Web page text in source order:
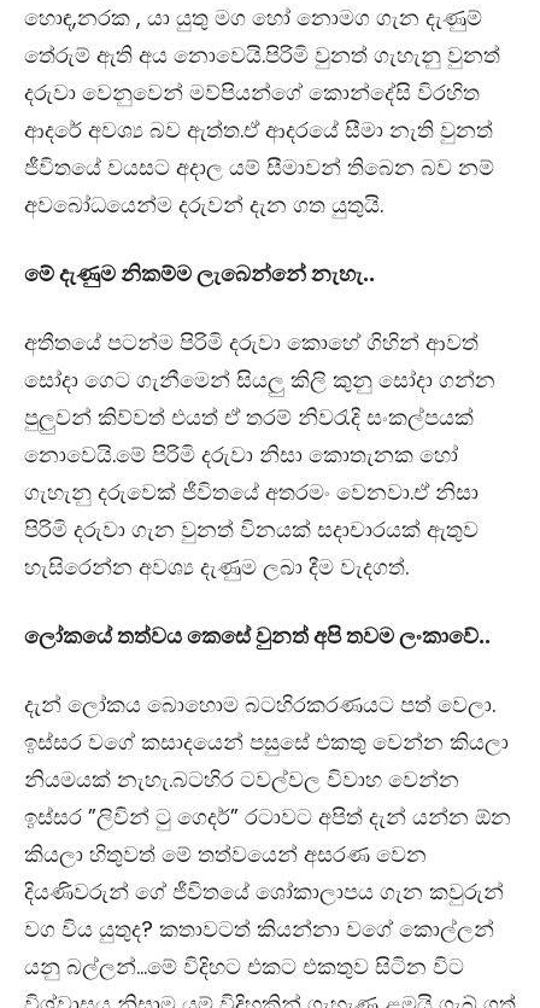
හොඳ,නරක , යා යුතු මග හෝ නොමග ගැන දැණුම්
තේරුම් ඇති අය නොවෙයි.පිරිමි වුනත් ගැහැනු වුනත්
දරුවා වෙනුවෙන් මව්පියන්ගේ කොන්දේසි විරහිත
ආදරේ අවශ්‍ය බව ඇත්ත.ඒ ආදරයේ සීමා නැති වුනත්
ජීවිතයේ වයසට අදාල යම් සීමාවන් තිබෙන බව නම්
අවබෝධයෙන්ම දරුවන් දැන ගත යුතුයි.
මේ දැණුම නිකම්ම ලැබෙන්නේ නැහැ..
අතීතයේ පටන්ම පිරිමි දරුවා කොහේ ගිහින් ආවත්
සෝදා ගෙට ගැනීමෙන් සියලු කිලි කුනු සෝදා ගන්න
පුලුවන් කිව්වත් එයත් ඒ තරම් නිවරැදි සංකල්පයක්
නොවෙයි.මේ පිරිමි දරුවා නිසා කොතැනක හෝ
ගැහැනු දරුවෙක් ජීවිතයේ අතරමං වෙනවා.ඒ නිසා
පිරිමි දරුවා ගැන වුනත් විනයක් සදාචාරයක් ඇතුව
හැසිරෙන්න අවශ්‍ය දැණුම ලබා දීම වැදගත්.
ලෝකයේ තත්වය කෙසේ වුනත් අපි තවම ලංකාවේ..
දැන් ලෝකය බොහොම බටහිරකරණයට පත් වෙලා.
ඉස්සර වගේ කසාදයෙන් පසුසේ එකතු වෙන්න කියලා
නියමයක් නැහැ.බටහිර ටවල්වල විවාහ වෙන්න
ඉස්සර ”ලිවින් ටු ගෙදර්” රටාවට අපිත් දැන් යන්න ඕන
කියලා හිතුවත් මේ තත්වයෙන් අසරණ වෙන
දියණිවරුන් ගේ ජීවිතයේ ශෝකාලාපය ගැන කවුරුන්
වග විය යුතුද? කතාවටත් කියන්නා වගේ කොල්ලන්
යනු බල්ලන්…මේ විදිහට එකට එකතුව සිටින විට